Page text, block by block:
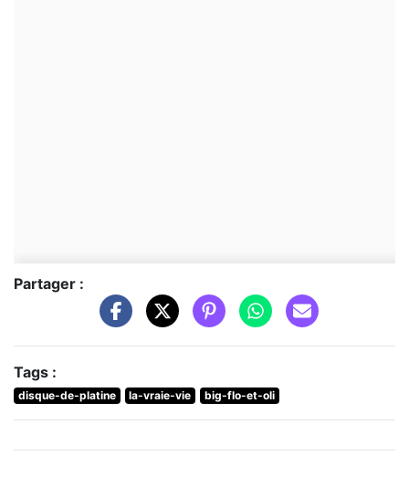
Partager :
Tags :
disque-de-platine la-vraie-vie big-flo-et-oli